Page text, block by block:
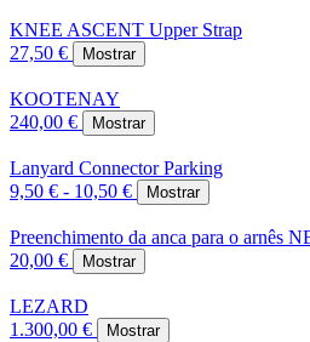
KNEE ASCENT Upper Strap
27,50 €
Mostrar
KOOTENAY
240,00 €
Mostrar
Lanyard Connector Parking
9,50 € - 10,50 €
Mostrar
Preenchimento da anca para o arnês
20,00 €
Mostrar
LEZARD
1.300,00 €
Mostrar